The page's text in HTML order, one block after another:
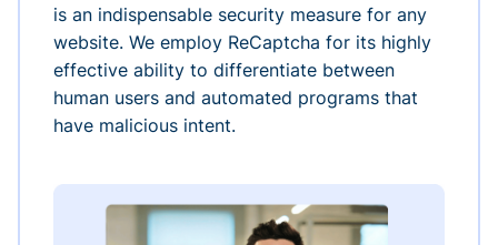
is an indispensable security measure for any
website. We employ ReCaptcha for its highly
effective ability to differentiate between
human users and automated programs that
have malicious intent.